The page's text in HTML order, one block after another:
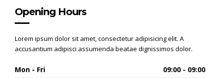
Opening Hours
Lorem ipsum dolor sit amet, consectetur adipisicing elit. A
accusantium adipisci assumenda beatae dignissimos dolor.
Mon - Fri
09:00 - 09:00